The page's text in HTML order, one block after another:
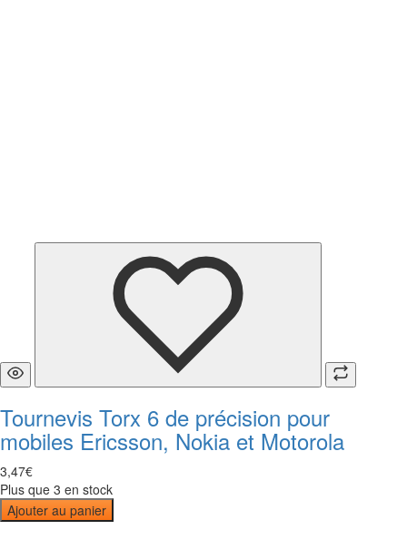
Tournevis Torx 6 de précision pour
mobiles Ericsson, Nokia et Motorola
3,47€
Plus que 3 en stock
Ajouter au panier